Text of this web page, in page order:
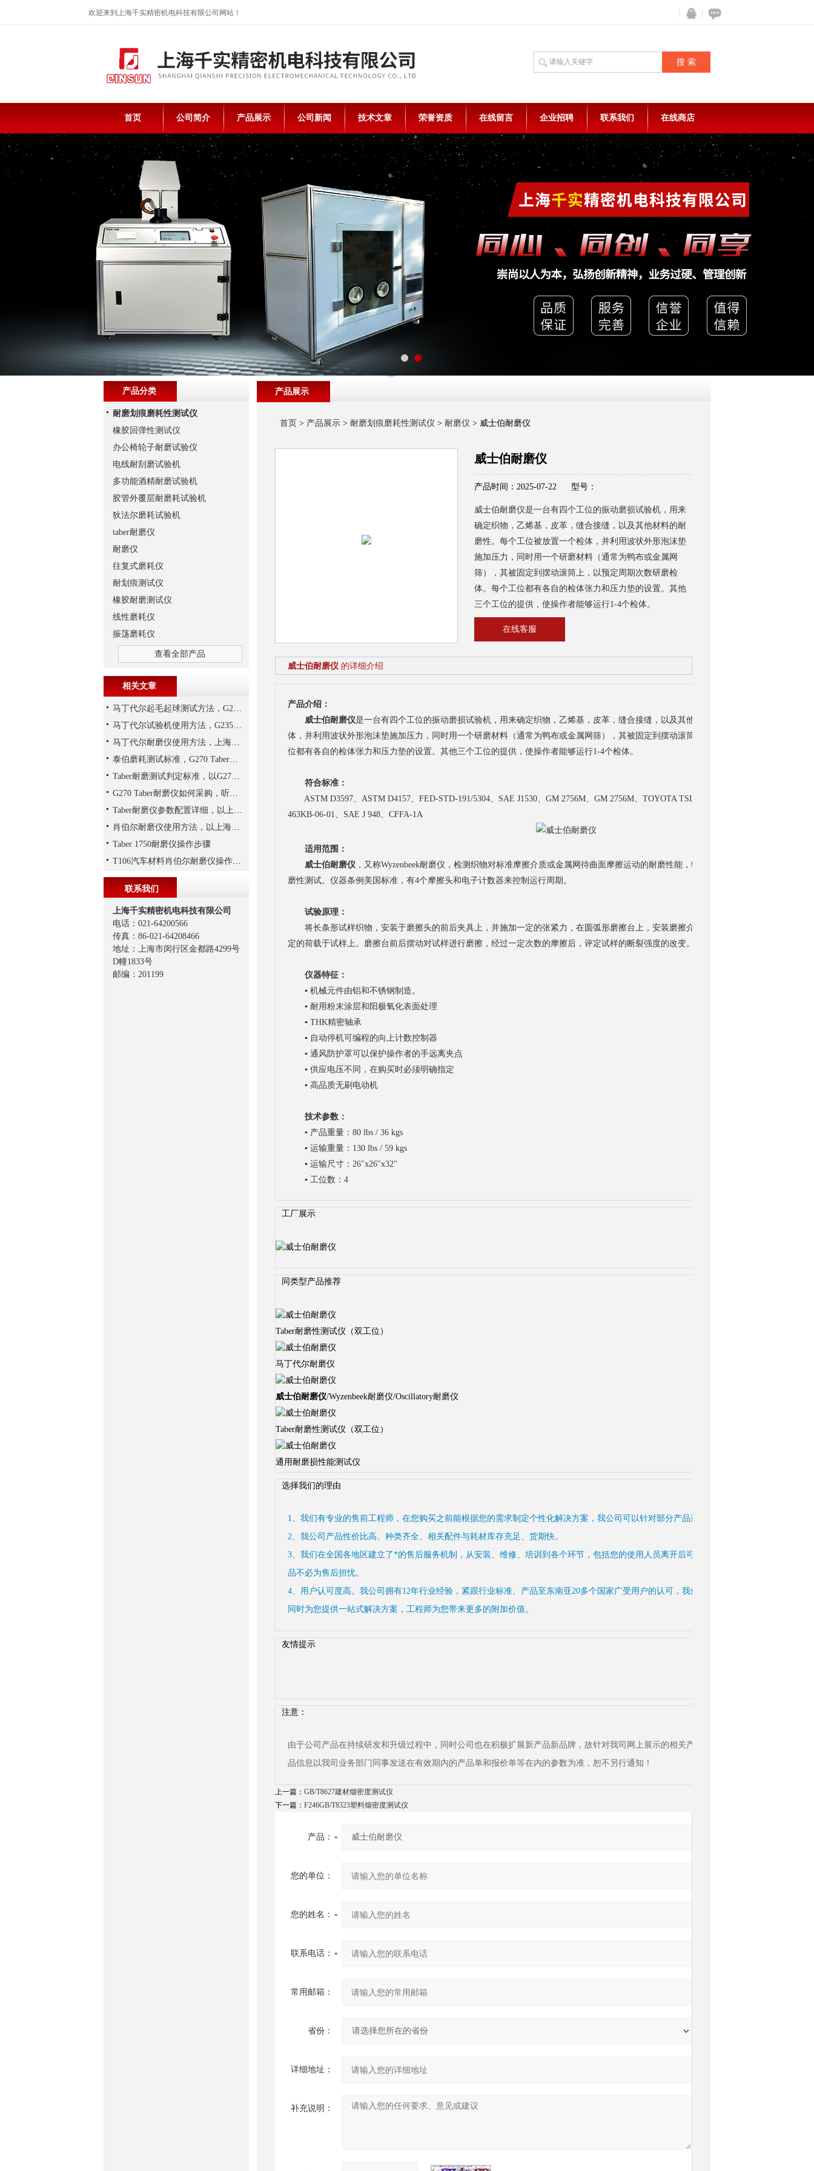
欢迎来到上海千实精密机电科技有限公司网站！
在线咨
首页 公司简介 产品展示 公司新闻 技术文章 荣誉资质 在线留言 企业招聘 联系我们 在线商店
产品展示
首页 > 产品展示> 耐磨划痕磨耗性测试仪 > 耐磨仪 > 威士伯耐磨仪
威士伯耐磨仪
产品时间：2025-07-22 型号：
威士伯耐磨仪是一台有四个工位的振动磨损试验机，用来
确定织物，乙烯基，皮革，缝合接缝，以及其他材料的耐
磨性。每个工位被放置一个检体，并利用波状外形泡沫垫
施加压力，同时用一个研磨材料（通常为鸭布或金属网
筛），其被固定到摆动滚筒上，以预定周期次数研磨检
体。每个工位都有各自的检体张力和压力垫的设置。其他
三个工位的提供，使操作者能够运行1-4个检体。
在线客服
威士伯耐磨仪 的详细介绍
产品介绍：
威士伯耐磨仪是一台有四个工位的振动磨损试验机，用来确定织物，乙烯基，皮革，缝合接缝，以及其他材料的耐磨性。每个工位被放
体，并利用波状外形泡沫垫施加压力，同时用一个研磨材料（通常为鸭布或金属网筛），其被固定到摆动滚筒上，以预定周期次数研磨检体
位都有各自的检体张力和压力垫的设置。其他三个工位的提供，使操作者能够运行1-4个检体。
符合标准：
ASTM D3597、ASTM D4157、FED-STD-191/5304、SAE J1530、GM 2756M、GM 2756M、TOYOTA TSL 5101G 3.9.4、LP-463KC-04-01
463KB-06-01、SAE J 948、CFFA-1A
适用范围：
威士伯耐磨仪，又称Wyzenbeek耐磨仪，检测织物对标准摩擦介质或金属网待曲面摩擦运动的耐磨性能，特别适合汽车装饰用及家具用织
磨性测试。仪器条例美国标准，有4个摩擦头和电子计数器来控制运行周期。
试验原理：
将长条形试样织物，安装于磨擦头的前后夹具上，并施加一定的张紧力，在圆弧形磨擦台上，安装磨擦介质，使试样与磨擦介质接触，
定的荷载于试样上。磨擦台前后摆动对试样进行磨擦，经过一定次数的摩擦后，评定试样的断裂强度的改变。
仪器特征：
▪ 机械元件由铝和不锈钢制造。
▪ 耐用粉末涂层和阳极氧化表面处理
▪ THK精密轴承
▪ 自动停机可编程的向上计数控制器
▪ 通风防护罩可以保护操作者的手远离夹点
▪ 供应电压不同，在购买时必须明确指定
▪ 高品质无刷电动机
技术参数：
▪ 产品重量：80 lbs / 36 kgs
▪ 运输重量：130 lbs / 59 kgs
▪ 运输尺寸：26"x26"x32"
▪ 工位数：4
工厂展示
同类型产品推荐
Taber耐磨性测试仪（双工位）
马丁代尔耐磨仪
威士伯耐磨仪/Wyzenbeek耐磨仪/Oscillatory耐磨仪
Taber耐磨性测试仪（双工位）
通用耐磨损性能测试仪
选择我们的理由
1、我们有专业的售前工程师，在您购买之前能根据您的需求制定个性化解决方案，我公司可以针对部分产品进行定制化生产。
2、我公司产品性价比高、种类齐全、相关配件与耗材库存充足、货期快。
3、我们在全国各地区建立了*的售后服务机制，从安装、维修、培训到各个环节，包括您的使用人员离开后可以进行第二次培训，确保您购
品不必为售后担忧。
4、用户认可度高。我公司拥有12年行业经验，紧跟行业标准、产品至东南亚20多个国家广受用户的认可，我们不仅为您提供高品质、高性价
同时为您提供一站式解决方案，工程师为您带来更多的附加价值。
友情提示
注意：
由于公司产品在持续研发和升级过程中，同时公司也在积极扩展新产品新品牌，故针对我司网上展示的相关产品介绍和参数未能及时更新的
品信息以我司业务部门同事发送在有效期内的产品单和报价单等在内的参数为准，恕不另行通知！
上一篇： GB/T8627建材烟密度测试仪
下一篇： F246GB/T8323塑料烟密度测试仪
产品：
您的单位：
您的姓名：
联系电话：
常用邮箱：
省份：
详细地址：
补充说明：
产品分类
耐磨划痕磨耗性测试仪
橡胶回弹性测试仪
办公椅轮子耐磨试验仪
电线耐刮磨试验机
多功能酒精耐磨试验机
胶管外覆层耐磨耗试验机
狄法尔磨耗试验机
taber耐磨仪
耐磨仪
往复式磨耗仪
耐划痕测试仪
橡胶耐磨测试仪
线性磨耗仪
振荡磨耗仪
查看全部产品
相关文章
马丁代尔起毛起球测试方法，G235马丁代尔耐磨仪是测试设备
马丁代尔试验机使用方法，G235马丁代尔耐磨仪为例说明
马丁代尔耐磨仪使用方法，上海千实的G235为例
泰伯磨耗测试标准，G270 Taber耐磨仪为例说明
Taber耐磨测试判定标准，以G270 Taber耐磨仪为例说明
G270 Taber耐磨仪如何采购，听上海千实说一说
Taber耐磨仪参数配置详细，以上海千实的G270为参考
肖伯尔耐磨仪使用方法，以上海千实T106为例
Taber 1750耐磨仪操作步骤
T106汽车材料肖伯尔耐磨仪操作步骤
联系我们
上海千实精密机电科技有限公司
电话：021-64200566
传真：86-021-64208466
地址：上海市闵行区金都路4299号
D幢1833号
邮编：201199